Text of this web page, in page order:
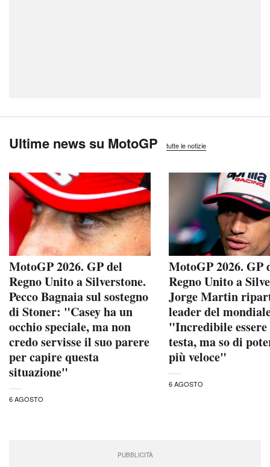
Ultime news su MotoGP tutte le notizie
MotoGP 2026. GP del
Regno Unito a Silverstone.
Pecco Bagnaia sul sostegno
di Stoner: "Casey ha un
occhio speciale, ma non
credo servisse il suo parere
per capire questa
situazione"
6 AGOSTO
MotoGP 2026. GP
Regno Unito a
Jorge Martin
leader del
"Incredibile
testa, ma so di
più veloce"
6 AGOSTO
PUBBLICITÀ